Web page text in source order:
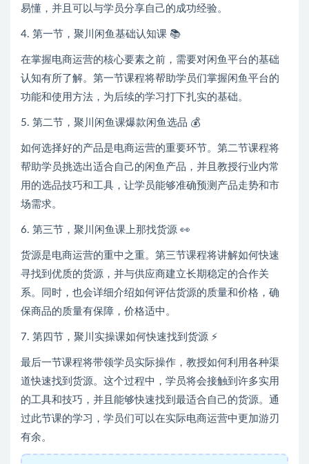
易懂，并且可以与学员分享自己的成功经验。
4. 第一节，聚川闲鱼基础认知课 📚
在掌握电商运营的核心要素之前，需要对闲鱼平台的基础
认知有所了解。第一节课程将帮助学员们掌握闲鱼平台的
功能和使用方法，为后续的学习打下扎实的基础。
5. 第二节，聚川闲鱼课爆款闲鱼选品 💰
如何选择好的产品是电商运营的重要环节。第二节课程将
帮助学员挑选出适合自己的闲鱼产品，并且教授行业内常
用的选品技巧和工具，让学员能够准确预测产品走势和市
场需求。
6. 第三节，聚川闲鱼课上那找货源 👀
货源是电商运营的重中之重。第三节课程将讲解如何快速
寻找到优质的货源，并与供应商建立长期稳定的合作关
系。同时，也会详细介绍如何评估货源的质量和价格，确
保商品的质量有保障，价格适中。
7. 第四节，聚川实操课如何快速找到货源 ⚡
最后一节课程将带领学员实际操作，教授如何利用各种渠
道快速找到货源。这个过程中，学员将会接触到许多实用
的工具和技巧，并且能够快速找到最适合自己的货源。通
过此节课的学习，学员们可以在实际电商运营中更加游刃
有余。